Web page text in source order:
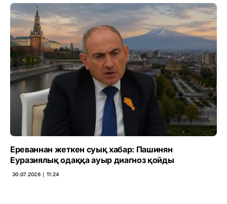
Ереваннан жеткен суық хабар: Пашинян
Еуразиялық одаққа ауыр диагноз қойды
30.07.2026 ∣ 11:24